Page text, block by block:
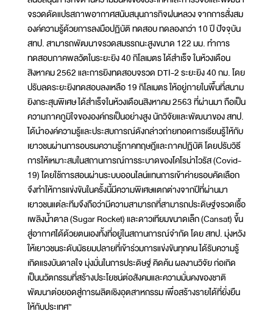
จรวดดัดแปรสภาพอากาศสนับสนุนภารกิจฝนหลวง จากการสั่งสม
องค์ความรู้ด้วยการลงมือปฏิบัติ ทดสอบ ทดลองกว่า 10 ปี ปัจจุบัน
สทป. สามารถพัฒนาจรวดสมรรถนะสูงขนาด 122 มม. ทำการ
ทดสอบภาคพลวัตในระยะยิง 40 กิโลเมตร ได้สำเร็จ ในห้วงเดือน
สิงหาคม 2562 และการยิงทดสอบจรวด DTI-2 ระยะยิง 40 กม. โดย
ปรับลดระยะยิงทดสอบลงเหลือ 19 กิโลเมตร ให้อยู่ภายในพื้นที่สนาม
ยิงกระสุนพิเศษ ได้สำเร็จในห้วงเดือนสิงหาคม 2563 ที่ผ่านมา ถือเป็น
ความภาคภูมิใจขององค์กรเป็นอย่างสูง นักวิจัยและพัฒนาของ สทป.
ได้นำองค์ความรู้และประสบการณ์ดังกล่าวถ่ายทอดการเรียนรู้ให้กับ
เยาวชนผ่านการอบรมความรู้ภาคทฤษฎีและภาคปฏิบัติ โดยปรับวิธี
การให้เหมาะสมในสถานการณ์การระบาดของโคโรน่าไวรัส (Covid-
19) โดยใช้การสอนผ่านระบบออนไลน์แทนการเข้าค่ายรอบคัดเลือก
จึงทำให้การแข่งขันในครั้งนี้มีความพิเศษแตกต่างจากปีที่ผ่านมา
เยาวชนแต่ละทีมจึงถือว่ามีความสามารถที่สามารถประดิษฐ์จรวดเชื้อ
เพลิงน้ำตาล (Sugar Rocket) และดาวเทียมขนาดเล็ก (Cansat) ขึ้น
สู่อากาศได้ด้วยตนเองทั้งที่อยู่ในสถานการณ์จำกัด โดย สทป. มุ่งหวัง
ให้เยาวชนระดับมัธยมปลายที่เข้าร่วมการแข่งขันทุกคน ได้รับความรู้
เกิดแรงบันดาลใจ มุ่งมั่นในการประดิษฐ์ คิดค้น ผลงานวิจัย ก่อเกิด
เป็นนวัตกรรมที่สร้างประโยชน์ต่อสังคมและความมั่นคงของชาติ
พัฒนาต่อยอดสู่การผลิตเชิงอุตสาหกรรม เพื่อสร้างรายได้ที่ยั่งยืน
ให้กับประเทศ”